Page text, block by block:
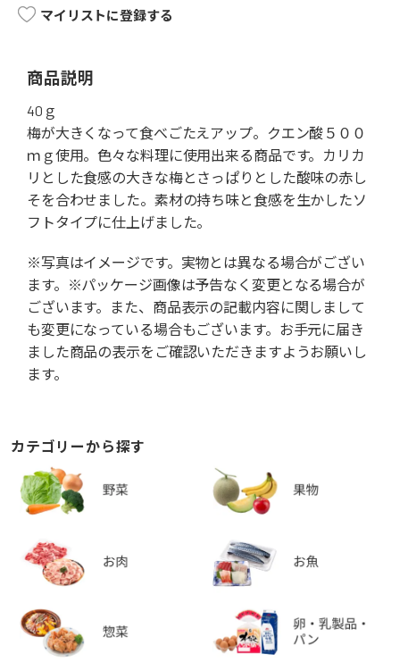
マイリストに登録する
商品説明
40ｇ
梅が大きくなって食べごたえアップ。クエン酸５００
ｍｇ使用。色々な料理に使用出来る商品です。カリカ
リとした食感の大きな梅とさっぱりとした酸味の赤し
そを合わせました。素材の持ち味と食感を生かしたソ
フトタイプに仕上げました。
※写真はイメージです。実物とは異なる場合がござい
ます。※パッケージ画像は予告なく変更となる場合が
ございます。また、商品表示の記載内容に関しまして
も変更になっている場合もございます。お手元に届き
ました商品の表示をご確認いただきますようお願いし
ます。
カテゴリーから探す